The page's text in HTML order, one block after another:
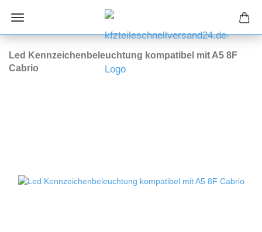
Led Kennzeichenbeleuchtung kompatibel mit A5 8F
Cabrio